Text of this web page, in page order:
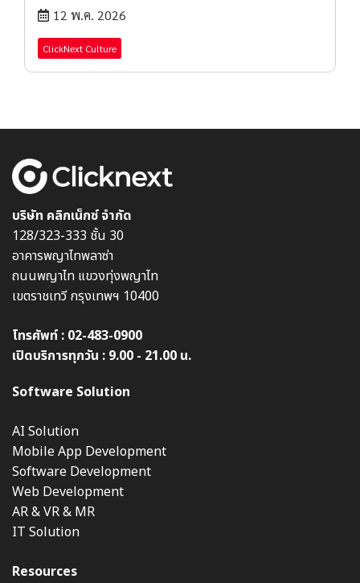
12 พ.ค. 2026
ClickNext Culture
บริษัท คลิกเน็กซ์ จำกัด
128/323-333 ชั้น 30
อาคารพญาไทพลาซ่า
ถนนพญาไท แขวงทุ่งพญาไท
เขตราชเทวี กรุงเทพฯ 10400
โทรศัพท์ : 02-483-0900
เปิดบริการทุกวัน : 9.00 - 21.00 น.
Software Solution
AI Solution
Mobile App Development
Software Development
Web Development
AR & VR & MR
IT Solution
Resources